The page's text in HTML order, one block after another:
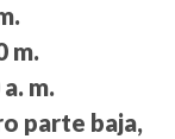
m.
m.
parte baja,